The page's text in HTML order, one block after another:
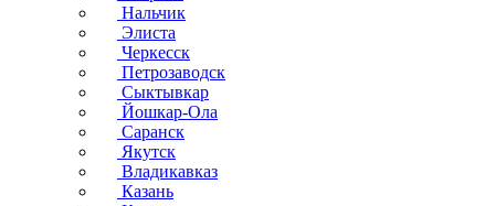
Нальчик
Элиста
Черкесск
Петрозаводск
Сыктывкар
Йошкар-Ола
Саранск
Якутск
Владикавказ
Казань